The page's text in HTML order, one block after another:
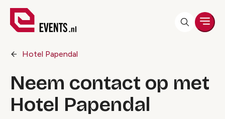
Hotel Papendal
Neem contact op met
Hotel Papendal